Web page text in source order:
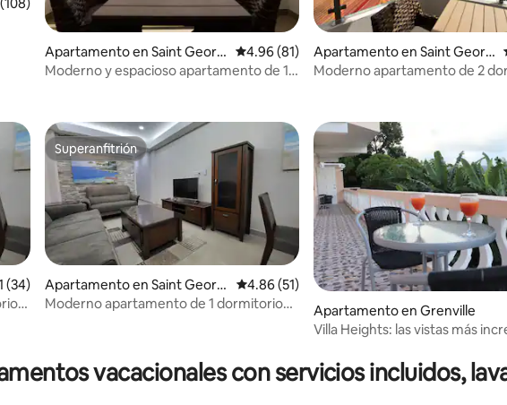
Apartamento en Saint Georg
e's
Calificación promedio: 4.96 de 5, 81 reseñas
4.96 (81)
Moderno y espacioso apartamento de 1
Apartamento en Saint Georg
e's
Moderno apartamento de 2
promedio: 4.91 de 5, 34 reseñas
(34)
Superanfitrión
Superanfitrión
Apartamento en Saint Georg
e's
Calificación promedio: 4.86 de 5, 51 reseñas
4.86 (51)
Moderno apartamento de 1 dormitorio
Apartamento en Grenville
Villa Heights: las vistas más
vacacionales con servicios incluidos,